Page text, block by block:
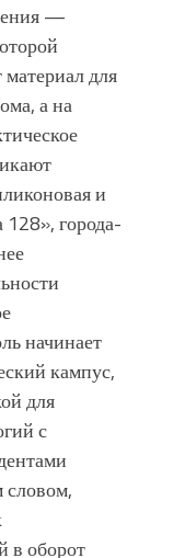
—
материал для
а на
и
города-
начинает
кампус,
для
с
словом,
в оборот